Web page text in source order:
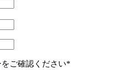
ご確認ください*